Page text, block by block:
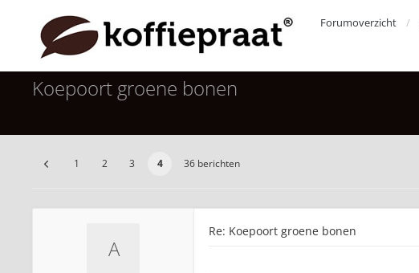
Forumoverzicht
Koepoort groene bonen
1 2 3 4 36 berichten
Re: Koepoort groene bonen